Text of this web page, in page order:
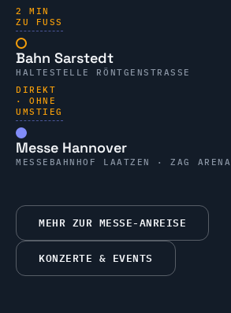
2 MIN
ZU FUSS
Bahn Sarstedt
HALTESTELLE RÖNTGENSTRASSE
DIREKT
· OHNE
UMSTIEG
Messe Hannover
MESSEBAHNHOF LAATZEN · ZAG ARENA
MEHR ZUR MESSE-ANREISE
KONZERTE & EVENTS